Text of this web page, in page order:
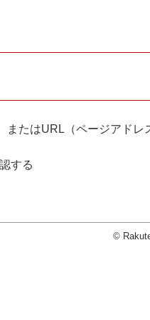
たはURL（ページアド
する
©